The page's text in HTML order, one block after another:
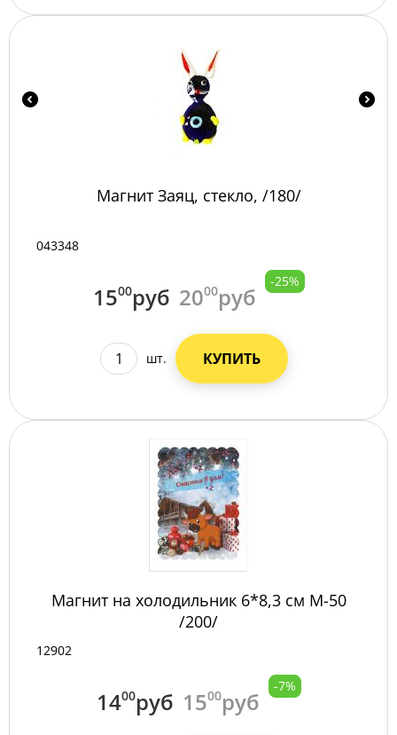
Магнит Заяц, стекло, /180/
043348
1500руб 2000руб
-25%
шт. КУПИТЬ
Магнит на холодильник 6*8,3 см М-50
/200/
12902
1400руб 1500руб
-7%